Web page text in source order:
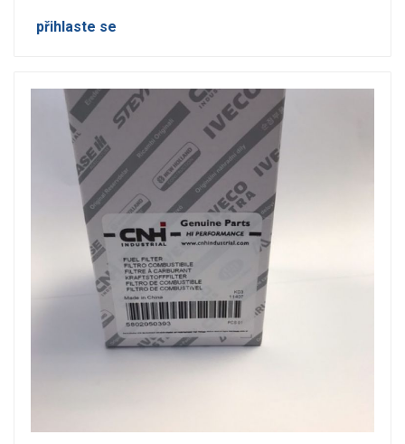
přihlaste se